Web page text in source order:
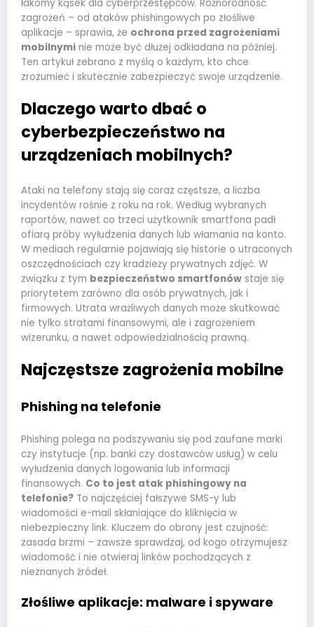
łakomy kąsek dla cyberprzestępców. Różnorodność
zagrożeń – od ataków phishingowych po złośliwe
aplikacje – sprawia, że ochrona przed zagrożeniami
mobilnymi nie może być dłużej odkładana na później.
Ten artykuł zebrano z myślą o każdym, kto chce
zrozumieć i skutecznie zabezpieczyć swoje urządzenie.
Dlaczego warto dbać o
cyberbezpieczeństwo na
urządzeniach mobilnych?
Ataki na telefony stają się coraz częstsze, a liczba
incydentów rośnie z roku na rok. Według wybranych
raportów, nawet co trzeci użytkownik smartfona padł
ofiarą próby wyłudzenia danych lub włamania na konto.
W mediach regularnie pojawiają się historie o utraconych
oszczędnościach czy kradzieży prywatnych zdjęć. W
związku z tym bezpieczeństwo smartfonów staje się
priorytetem zarówno dla osób prywatnych, jak i
firmowych. Utrata wrażliwych danych może skutkować
nie tylko stratami finansowymi, ale i zagrożeniem
wizerunku, a nawet odpowiedzialnością prawną.
Najczęstsze zagrożenia mobilne
Phishing na telefonie
Phishing polega na podszywaniu się pod zaufane marki
czy instytucje (np. banki czy dostawców usług) w celu
wyłudzenia danych logowania lub informacji
finansowych. Co to jest atak phishingowy na
telefonie? To najczęściej fałszywe SMS-y lub
wiadomości e-mail skłaniające do kliknięcia w
niebezpieczny link. Kluczem do obrony jest czujność:
zasada brzmi – zawsze sprawdzaj, od kogo otrzymujesz
wiadomość i nie otwieraj linków pochodzących z
nieznanych źródeł.
Złośliwe aplikacje: malware i spyware